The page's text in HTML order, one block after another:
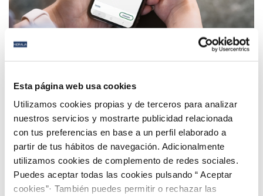
Esta página web usa cookies
Utilizamos cookies propias y de terceros para analizar
nuestros servicios y mostrarte publicidad relacionada
con tus preferencias en base a un perfil elaborado a
partir de tus hábitos de navegación. Adicionalmente
utilizamos cookies de complemento de redes sociales.
Puedes aceptar todas las cookies pulsando “ Aceptar
cookies”· También puedes permitir o rechazar las
Hidralia integra bizum para facilitar el abono de
Página 11 de 112
Anterior Siguiente